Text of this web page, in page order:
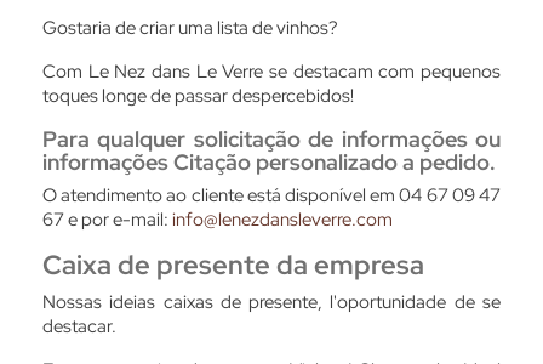
Gostaria de criar uma lista de vinhos?
Com Le Nez dans Le Verre se destacam com pequenos
toques longe de passar despercebidos!
Para qualquer solicitação de informações ou
informaçõesCitação personalizado a pedido.
O atendimento ao cliente está disponível em 04 67 09 47
67 e por e-mail: info@lenezdansleverre.com
Caixa de presente da empresa
Nossas ideias caixas de presente, l'oportunidade de se
destacar.